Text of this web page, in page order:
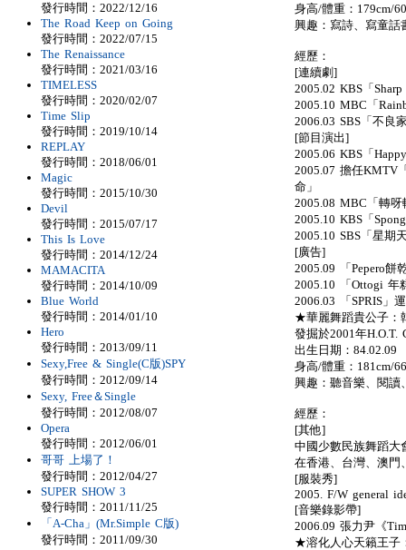
身高/體重：179cm/
興趣：寫詩、寫童話
經歷：
[連續劇]
2005.02 KBS「
2005.10 MBC「
2006.03 SBS「不良
[節目演出]
2005.06 KBS「
2005.07 擔任KMTV
命」
2005.08 MBC「轉呀
2005.10 KBS「
2005.10 SBS「星期
[廣告]
2005.09 「Pepero餅
2005.10 「Ottogi 年
2006.03 「SPRIS」
★華麗舞蹈貴公子：
發掘於2001年H.O.T.
出生日期：84.02.09
身高/體重：181cm/
興趣：聽音樂、閱讀
經歷：
[其他]
中國少數民族舞蹈大
在香港、台灣、澳門
[服裝秀]
2005. F/W general
[音樂錄影帶]
2006.09 張力尹《
★溶化人心天籟王子
發行時間：2022/12/16
The Road Keep on Going
發行時間：2022/07/15
The Renaissance
發行時間：2021/03/16
TIMELESS
發行時間：2020/02/07
Time Slip
發行時間：2019/10/14
REPLAY
發行時間：2018/06/01
Magic
發行時間：2015/10/30
Devil
發行時間：2015/07/17
This Is Love
發行時間：2014/12/24
MAMACITA
發行時間：2014/10/09
Blue World
發行時間：2014/01/10
Hero
發行時間：2013/09/11
Sexy,Free & Single(C版)SPY
發行時間：2012/09/14
Sexy, Free＆Single
發行時間：2012/08/07
Opera
發行時間：2012/06/01
哥哥 上場了！
發行時間：2012/04/27
SUPER SHOW 3
發行時間：2011/11/25
「A-Cha」(Mr.Simple C版)
發行時間：2011/09/30